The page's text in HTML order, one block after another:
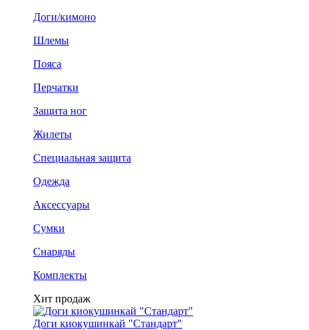
Доги/кимоно
Шлемы
Пояса
Перчатки
Защита ног
Жилеты
Специальная защита
Одежда
Аксессуары
Сумки
Снаряды
Комплекты
Хит продаж
Доги киокушинкай "Стандарт"